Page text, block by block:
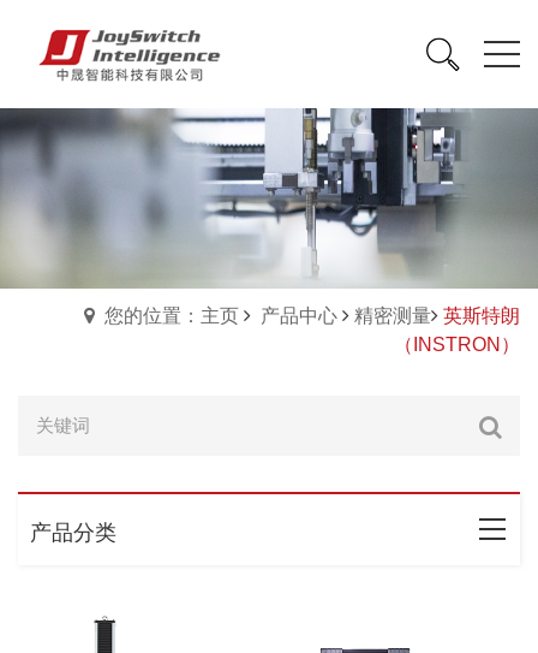
您的位置：主页 产品中心 精密测量 英斯特朗
（INSTRON）
产品分类